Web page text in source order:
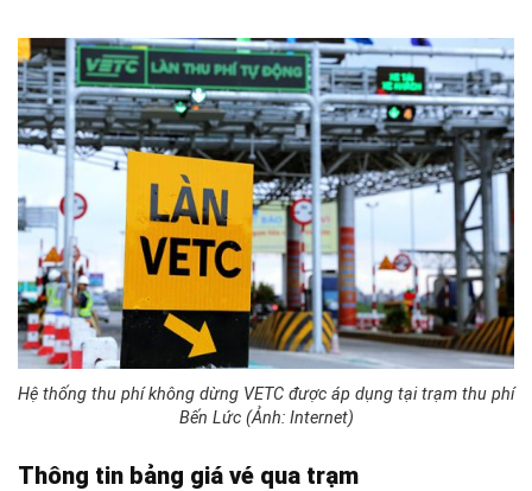
Hệ thống thu phí không dừng VETC được áp dụng tại trạm thu phí
Bến Lức (Ảnh: Internet)
Thông tin bảng giá vé qua trạm